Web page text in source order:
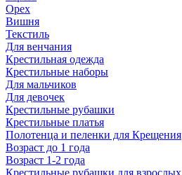
Орех
Вишня
Текстиль
Для венчания
Крестильная одежда
Крестильные наборы
Для мальчиков
Для девочек
Крестильные рубашки
Крестильные платья
Полотенца и пеленки для Крещения
Возраст до 1 года
Возраст 1-2 года
Крестильные рубашки для взрослых